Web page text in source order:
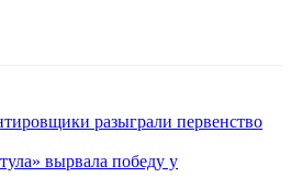
разыграли первенство
вырвала победу у